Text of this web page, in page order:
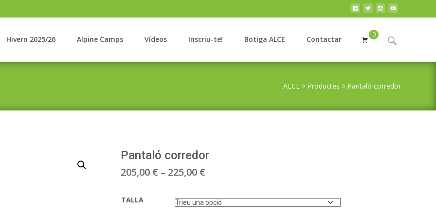
Hivern 2025/26 Alpine Camps Vídeos Inscriu-te! Botiga ALCE Contactar
0
Search
ALCE > Productes > Pantaló corredor
Pantaló corredor
205,00 € – 225,00 €
preus:
TALLA